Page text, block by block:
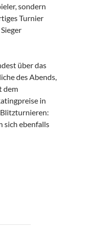
sondern
Turnier
über das
des Abends,
dem
in
sich ebenfalls